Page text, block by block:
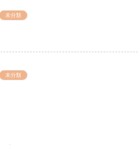
未分類
未分類